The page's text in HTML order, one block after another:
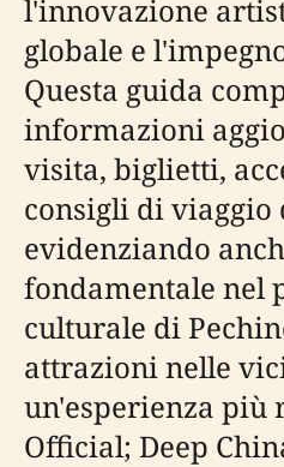
l'innovazione
globale e
Questa guida
informazioni
visita, biglietti,
consigli di viaggio
evidenziando
fondamentale nel
culturale di
attrazioni nelle
un'esperienza più
Official; Deep